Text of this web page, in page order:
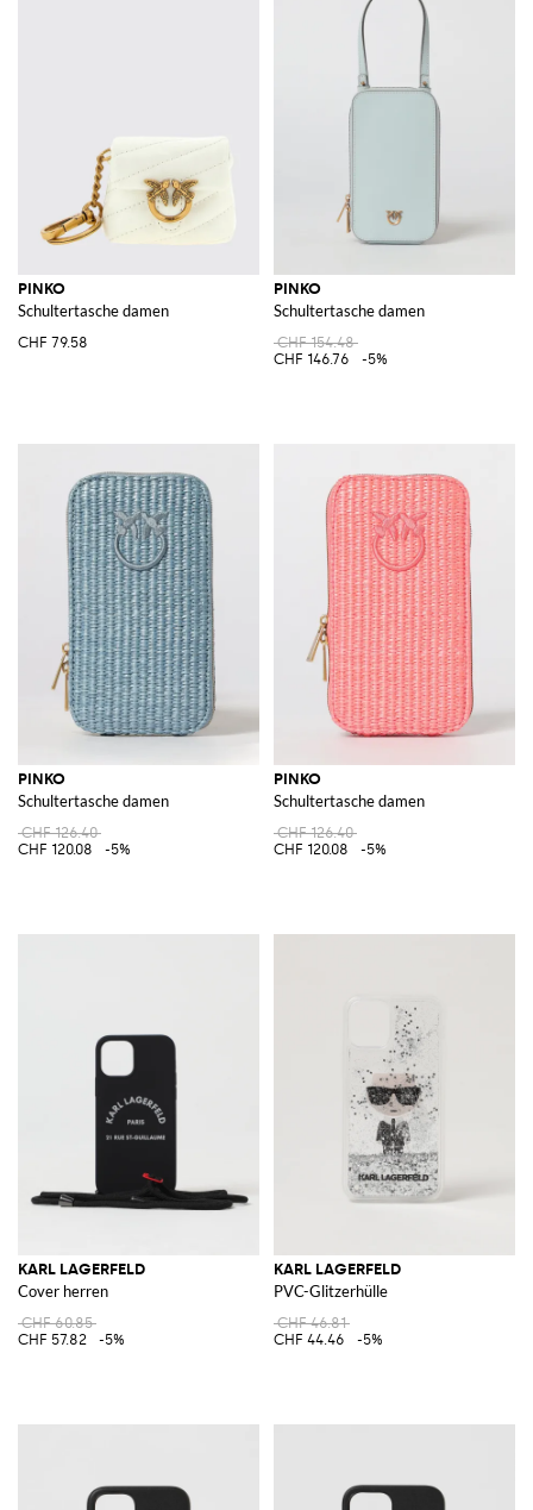
PINKO
Schultertasche damen
CHF 79.58
PINKO
Schultertasche damen
CHF 154.48
CHF 146.76
-5%
PINKO
Schultertasche damen
CHF 126.40
CHF 120.08
-5%
PINKO
Schultertasche damen
CHF 126.40
CHF 120.08
-5%
KARL LAGERFELD
Cover herren
CHF 60.85
CHF 57.82
-5%
KARL LAGERFELD
PVC-Glitzerhülle
CHF 46.81
CHF 44.46
-5%